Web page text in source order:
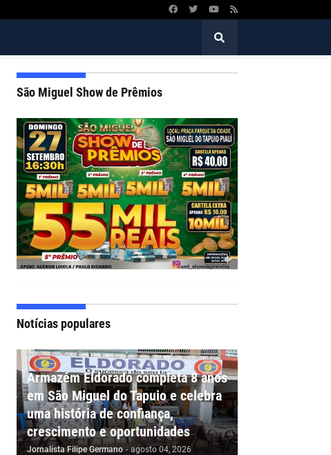
São Miguel Show de Prêmios
Notícias populares
Armazém Eldorado completa 8 anos
em São Miguel do Tapuio e celebra
uma história de confiança,
crescimento e oportunidades
Jornalista Filipe Germano - agosto 04, 2026